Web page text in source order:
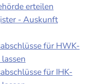
erteilen
- Auskunft
für HWK-
für IHK-